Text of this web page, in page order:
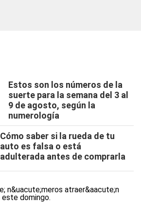
Estos son los números de la
suerte para la semana del 3 al
9 de agosto, según la
numerología
Cómo saber si la rueda de tu
auto es falsa o está
adulterada antes de comprarla